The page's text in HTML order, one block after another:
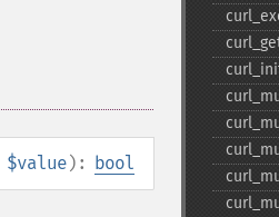
$value): bool